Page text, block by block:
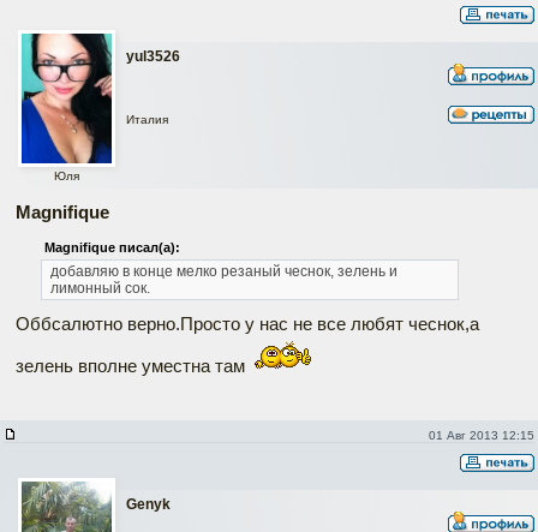
yul3526
Юля
Италия
Magnifique
Magnifique писал(а):
добавляю в конце мелко резаный чеснок, зелень и
лимонный сок.
Оббсалютно верно.Просто у нас не все любят чеснок,а
зелень вполне уместна там
01 Авг 2013 12:15
Genyk